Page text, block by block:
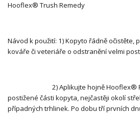
Hooflex® Trush Remedy
Návod k použití: 1) Kopyto řádně očistěte,
kováře či veteriáře o odstranění velmi
2) Aplikujte hojně Hooflex®
postižené části kopyta, nejčastěji okolí
případných trhlinek. Po dobu tří prvních